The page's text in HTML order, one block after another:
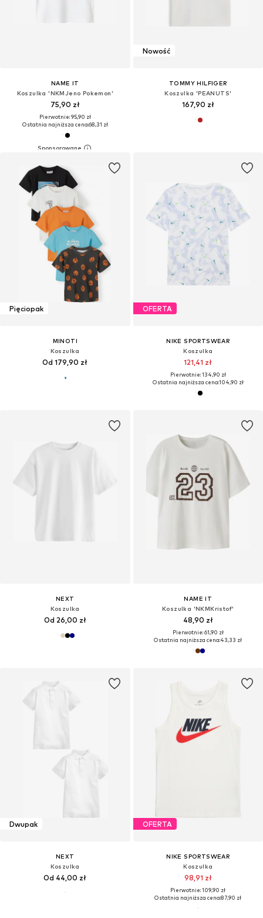
NAME IT
Koszulka 'NKMJeno Pokemon'
75,90 zł
Pierwotnie: 95,90 zł
Ostatnia najniższa cena:68,31 zł
Nowość
TOMMY HILFIGER
Koszulka 'PEANUTS'
167,90 zł
Pięciopak
MINOTI
Koszulka
Od 179,90 zł
OFERTA
NIKE SPORTSWEAR
Koszulka
121,41 zł
Pierwotnie: 134,90 zł
Ostatnia najniższa cena:104,90 zł
NEXT
Koszulka
Od 26,00 zł
NAME IT
Koszulka 'NKMKristof'
48,90 zł
Pierwotnie: 61,90 zł
Ostatnia najniższa cena:43,33 zł
Dwupak
NEXT
Koszulka
Od 44,00 zł
OFERTA
NIKE SPORTSWEAR
Koszulka
98,91 zł
Pierwotnie: 109,90 zł
Ostatnia najniższa cena:87,90 zł